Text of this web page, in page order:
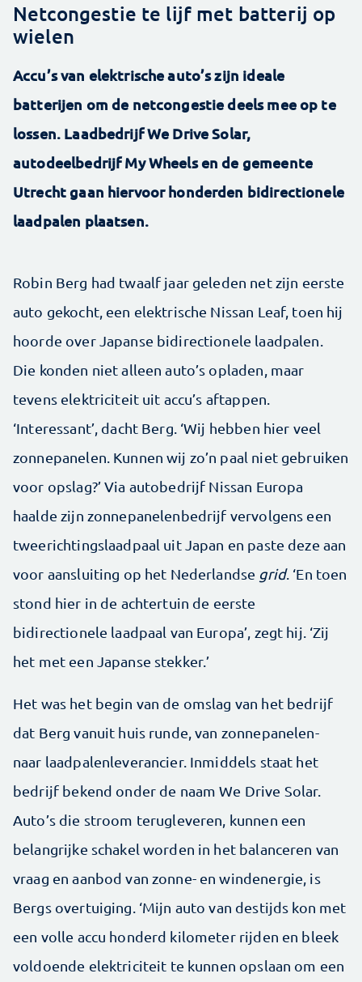
Netcongestie te lijf met batterij op
wielen
Accu’s van elektrische auto’s zijn ideale
batterijen om de netcongestie deels mee op te
lossen. Laadbedrijf We Drive Solar,
autodeelbedrijf My Wheels en de gemeente
Utrecht gaan hiervoor honderden bidirectionele
laadpalen plaatsen.
Robin Berg had twaalf jaar geleden net zijn eerste
auto gekocht, een elektrische Nissan Leaf, toen hij
hoorde over Japanse bidirectionele laadpalen.
Die konden niet alleen auto’s opladen, maar
tevens elektriciteit uit accu’s aftappen.
‘Interessant’, dacht Berg. ‘Wij hebben hier veel
zonnepanelen. Kunnen wij zo’n paal niet gebruiken
voor opslag?’ Via autobedrijf Nissan Europa
haalde zijn zonnepanelenbedrijf vervolgens een
tweerichtingslaadpaal uit Japan en paste deze aan
voor aansluiting op het Nederlandse grid. ‘En toen
stond hier in de achtertuin de eerste
bidirectionele laadpaal van Europa’, zegt hij. ‘Zij
het met een Japanse stekker.’
Het was het begin van de omslag van het bedrijf
dat Berg vanuit huis runde, van zonnepanelen-
naar laadpalenleverancier. Inmiddels staat het
bedrijf bekend onder de naam We Drive Solar.
Auto’s die stroom terugleveren, kunnen een
belangrijke schakel worden in het balanceren van
vraag en aanbod van zonne- en windenergie, is
Bergs overtuiging. ‘Mijn auto van destijds kon met
een volle accu honderd kilometer rijden en bleek
voldoende elektriciteit te kunnen opslaan om een